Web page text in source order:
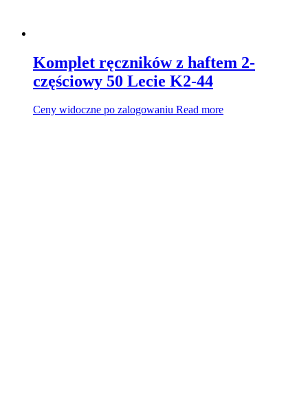
Komplet ręczników z haftem 2-
częściowy 50 Lecie K2-44
Ceny widoczne po zalogowaniu Read more